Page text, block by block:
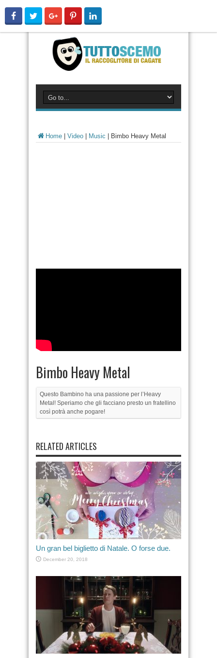
Home Video Music Bimbo Heavy Metal
Bimbo Heavy Metal
Questo Bambino ha una passione per l’Heavy
Metal! Speriamo che gli facciano presto un fratellino
così potrà anche pogare!
RELATED ARTICLES
Un gran bel biglietto di Natale. O forse due.
December 20, 2018